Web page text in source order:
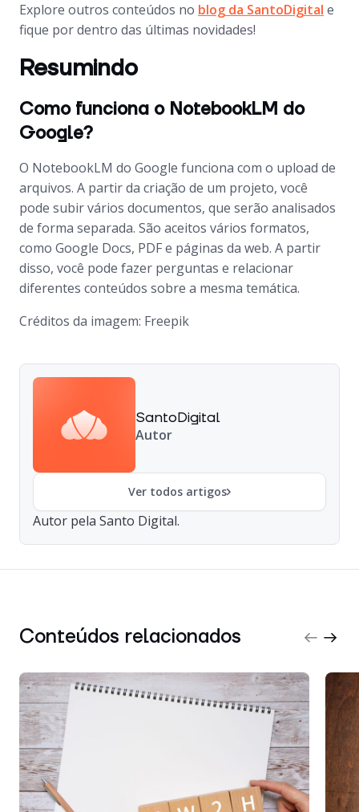
Explore outros conteúdos no blog da SantoDigital e
fique por dentro das últimas novidades!
Resumindo
Como funciona o NotebookLM do
Google?
O NotebookLM do Google funciona com o upload de
arquivos. A partir da criação de um projeto, você
pode subir vários documentos, que serão analisados
de forma separada. São aceitos vários formatos,
como Google Docs, PDF e páginas da web. A partir
disso, você pode fazer perguntas e relacionar
diferentes conteúdos sobre a mesma temática.
Créditos da imagem: Freepik
SantoDigital
Autor
Ver todos artigos
Autor pela Santo Digital.
Conteúdos relacionados